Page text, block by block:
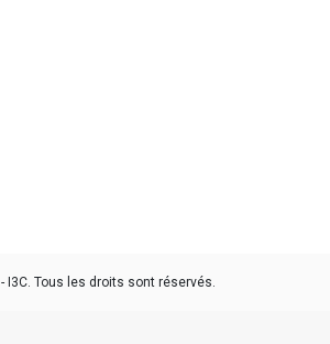
I3C. Tous les droits sont réservés.